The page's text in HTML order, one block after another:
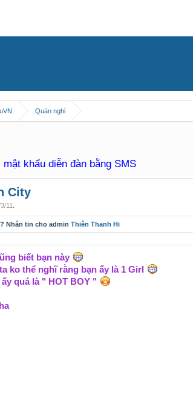
Quán nghỉ
khẩu diễn đàn bằng SMS
City
11
Nhắn tin cho adminThiên Thanh Hi
biết bạn này
ko thể nghĩ rằng bạn ấy là 1 Girl
quá là " HOT BOY "